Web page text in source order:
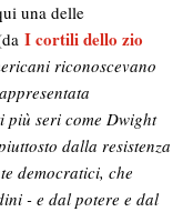
una delle
I cortili dello zio
riconoscevano
più seri come Dwight
dalla resistenza
democratici, che
- e dal potere e dal